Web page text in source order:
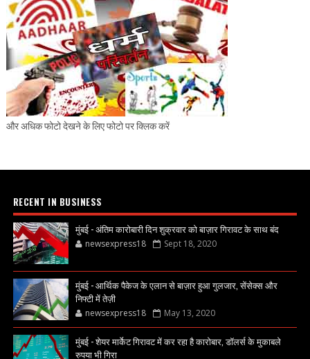
और अधिक फोटो देखने के लिए फोटो पर क्लिक करें
RECENT IN BUSINESS
मुंबई - अंतिम कारोबारी दिन शुक्रवार को बाज़ार गिरावट के साथ बंद
newsexpress18 Sept 18, 2020
मुंबई - आर्थिक पैकेज के एलान से बाज़ार हुआ गुलजार, सेंसेक्स और
निफ्टी में तेज़ी
newsexpress18 May 13, 2020
मुंबई - शेयर मार्केट गिरावट में कर रहा है कारोबार, डॉलर्स के मुकाबले
रुपया भी गिरा